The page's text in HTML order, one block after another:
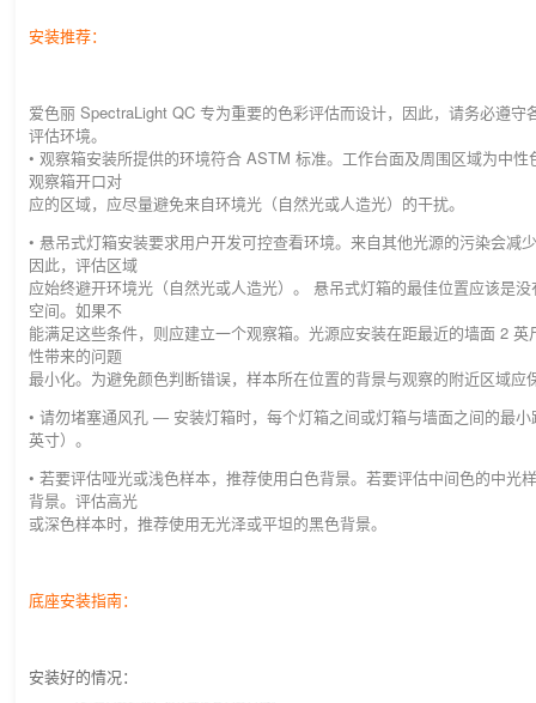
安装推荐：
爱色丽 SpectraLight QC 专为重要的色彩评估而设计，因此，请务必遵守
评估环境。
• 观察箱安装所提供的环境符合 ASTM 标准。工作台面及周围区域为中
观察箱开口对
应的区域，应尽量避免来自环境光（自然光或人造光）的干扰。
• 悬吊式灯箱安装要求用户开发可控查看环境。来自其他光源的污染会减
因此，评估区域
应始终避开环境光（自然光或人造光）。 悬吊式灯箱的最佳位置应该是
空间。如果不
能满足这些条件，则应建立一个观察箱。光源应安装在距最近的墙面 2
性带来的问题
最小化。为避免颜色判断错误，样本所在位置的背景与观察的附近区域应
• 请勿堵塞通风孔 — 安装灯箱时，每个灯箱之间或灯箱与墙面之间的最
英寸）。
• 若要评估哑光或浅色样本，推荐使用白色背景。若要评估中间色的中光
背景。评估高光
或深色样本时，推荐使用无光泽或平坦的黑色背景。
底座安装指南：
安装好的情况：